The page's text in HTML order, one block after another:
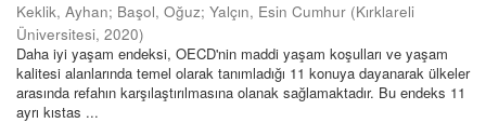
Keklik, Ayhan; Başol, Oğuz; Yalçın, Esin Cumhur (Kırklareli
Üniversitesi, 2020)
Daha iyi yaşam endeksi, OECD'nin maddi yaşam koşulları ve yaşam
kalitesi alanlarında temel olarak tanımladığı 11 konuya dayanarak ülkeler
arasında refahın karşılaştırılmasına olanak sağlamaktadır. Bu endeks 11
ayrı kıstas ...